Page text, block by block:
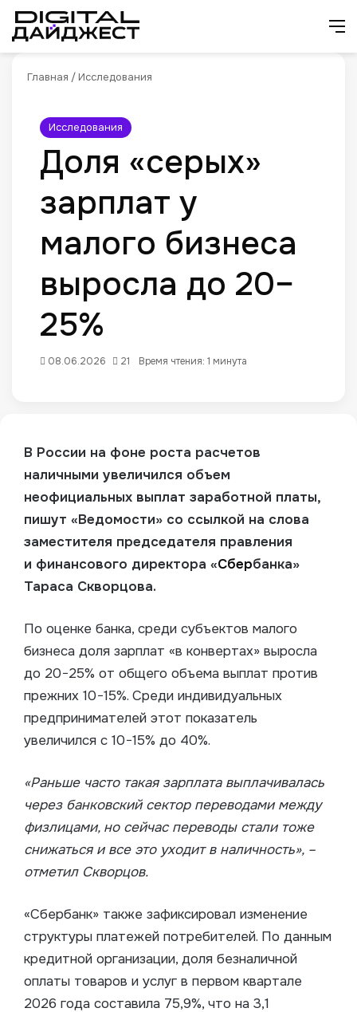
Главная / Исследования
Исследования
Доля «серых»
зарплат у
малого бизнеса
выросла до 20–
25%
08.06.2026 21 Время чтения: 1 минута
В России на фоне роста расчетов
наличными увеличился объем
неофициальных выплат заработной платы,
пишут «Ведомости» со ссылкой на слова
заместителя председателя правления
и финансового директора «Сбербанка»
Тараса Скворцова.
По оценке банка, среди субъектов малого
бизнеса доля зарплат «в конвертах» выросла
до 20−25% от общего объема выплат против
прежних 10−15%. Среди индивидуальных
предпринимателей этот показатель
увеличился с 10−15% до 40%.
«Раньше часто такая зарплата выплачивалась
через банковский сектор переводами между
физлицами, но сейчас переводы стали тоже
снижаться и все это уходит в наличность», –
отметил Скворцов.
«Сбербанк» также зафиксировал изменение
структуры платежей потребителей. По данным
кредитной организации, доля безналичной
оплаты товаров и услуг в первом квартале
2026 года составила 75,9%, что на 3,1